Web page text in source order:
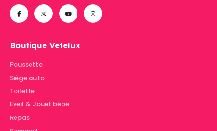
Boutique Vetelux
Poussette
Siège auto
Toilette
Eveil & Jouet bébé
Repas